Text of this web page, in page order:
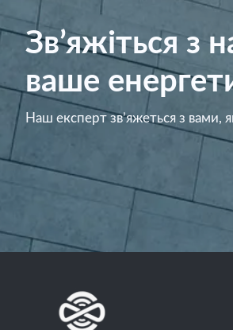
Зв’яжіться
ваше
Наш експерт зв’яжеться з вами,